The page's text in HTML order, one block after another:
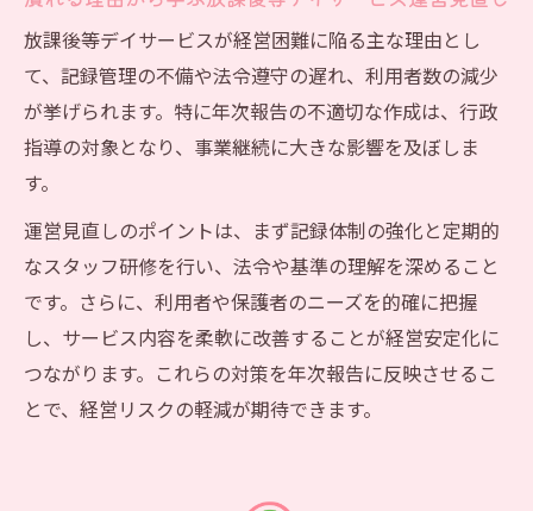
放課後等デイサービスが経営困難に陥る主な理由とし
て、記録管理の不備や法令遵守の遅れ、利用者数の減少
が挙げられます。特に年次報告の不適切な作成は、行政
指導の対象となり、事業継続に大きな影響を及ぼしま
す。
運営見直しのポイントは、まず記録体制の強化と定期的
なスタッフ研修を行い、法令や基準の理解を深めること
です。さらに、利用者や保護者のニーズを的確に把握
し、サービス内容を柔軟に改善することが経営安定化に
つながります。これらの対策を年次報告に反映させるこ
とで、経営リスクの軽減が期待できます。